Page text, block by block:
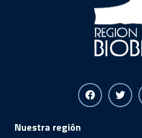
Nuestra región